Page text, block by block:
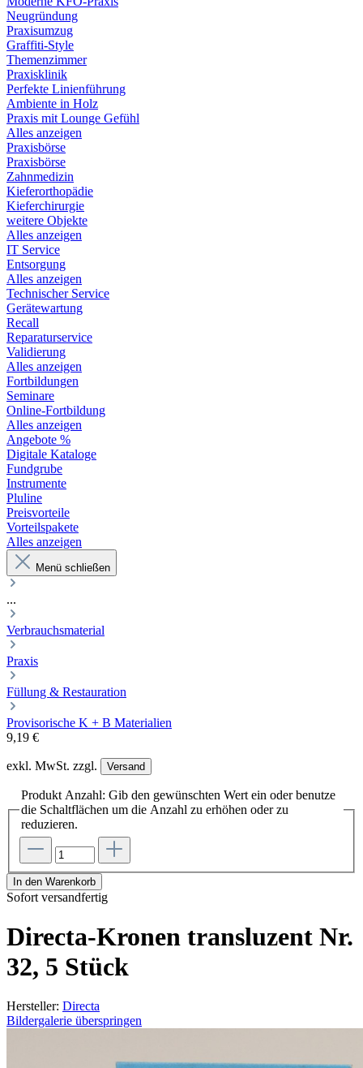
Neugründung
Praxisumzug
Graffiti-Style
Themenzimmer
Praxisklinik
Perfekte Linienführung
Ambiente in Holz
Praxis mit Lounge Gefühl
Alles anzeigen
Praxisbörse
Praxisbörse
Zahnmedizin
Kieferorthopädie
Kieferchirurgie
weitere Objekte
Alles anzeigen
IT Service
Entsorgung
Alles anzeigen
Technischer Service
Gerätewartung
Recall
Reparaturservice
Validierung
Alles anzeigen
Fortbildungen
Seminare
Online-Fortbildung
Alles anzeigen
Angebote %
Digitale Kataloge
Fundgrube
Instrumente
Pluline
Preisvorteile
Vorteilspakete
Alles anzeigen
Menü schließen
...
Verbrauchsmaterial
Praxis
Füllung & Restauration
Provisorische K + B Materialien
9,19 €
exkl. MwSt. zzgl. Versand
Produkt Anzahl: Gib den gewünschten Wert ein oder benutze
die Schaltflächen um die Anzahl zu erhöhen oder zu
reduzieren.
In den Warenkorb
Sofort versandfertig
Directa-Kronen transluzent Nr.
32, 5 Stück
Hersteller: Directa
Bildergalerie überspringen